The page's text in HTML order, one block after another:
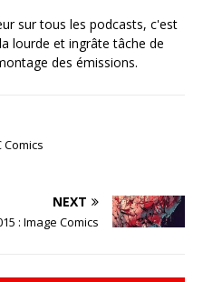
sur tous les podcasts, c'est
lourde et ingrâte tâche de
des émissions.
Comics
NEXT
: Image Comics